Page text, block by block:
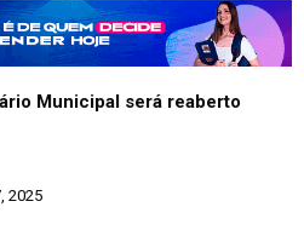
Municipal será reaberto
2025